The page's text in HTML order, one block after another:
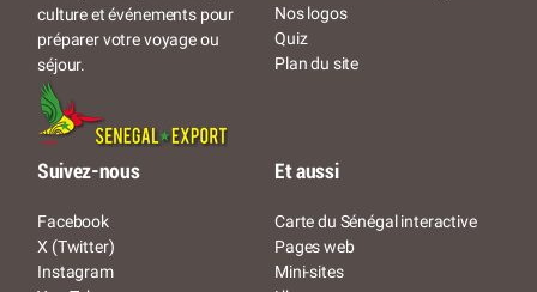
culture et événements pour
préparer votre voyage ou
séjour.
Nos logos
Quiz
Plan du site
Suivez-nous
Facebook
X (Twitter)
Instagram
Et aussi
Carte du Sénégal interactive
Pages web
Mini-sites